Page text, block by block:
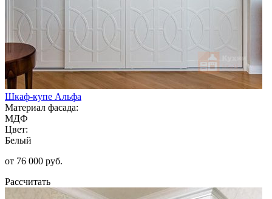
Шкаф-купе Альфа
Материал фасада:
МДФ
Цвет:
Белый
от 76 000 руб.
Рассчитать